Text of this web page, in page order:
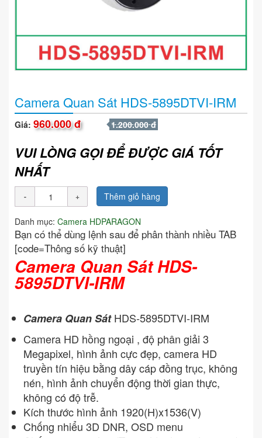
Camera Quan Sát HDS-5895DTVI-IRM
Giá: 960.000 đ 1.200.000 đ
VUI LÒNG GỌI ĐỂ ĐƯỢC GIÁ TỐT
NHẤT
Thêm giỏ hàng
Danh mục: Camera HDPARAGON
Bạn có thể dùng lệnh sau để phân thành nhiều TAB
[code=Thông số kỹ thuật]
Camera Quan Sát HDS-
5895DTVI-IRM
Camera Quan SátHDS-5895DTVI-IRM
Camera HD hồng ngoại , độ phân giải 3
Megapixel, hình ảnh cực đẹp, camera HD
truyền tín hiệu bằng dây cáp đồng trục, không
nén, hình ảnh chuyển động thời gian thực,
không có độ trễ.
Kích thước hình ảnh 1920(H)x1536(V)
Chống nhiểu 3D DNR, OSD menu